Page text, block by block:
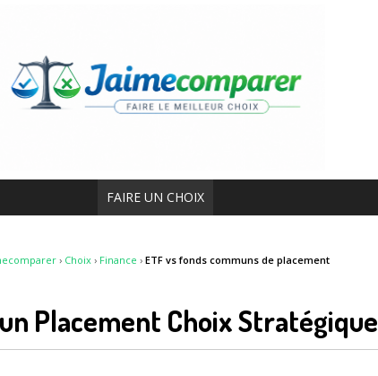
FAIRE UN CHOIX
› Choix› Finance › ETF vs fonds communs de placement
Placement Choix Stratégique